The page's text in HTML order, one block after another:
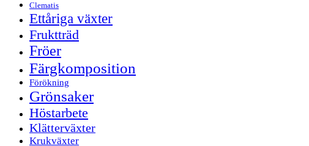
Clematis
Ettåriga växter
Fruktträd
Fröer
Färgkomposition
Förökning
Grönsaker
Höstarbete
Klätterväxter
Krukväxter